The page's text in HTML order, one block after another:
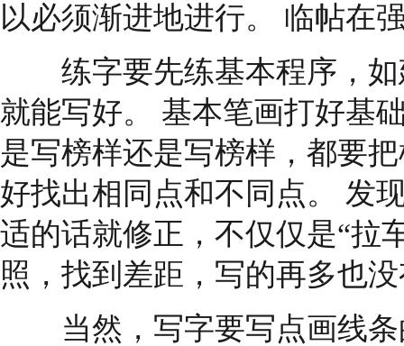
以必须渐进地进行。 临帖在
练字要先练基本程序，如
就能写好。 基本笔画打好基
是写榜样还是写榜样，都要
好找出相同点和不同点。 发
适的话就修正，不仅仅是“拉
照，找到差距，写的再多也
当然，写字要写点画线条